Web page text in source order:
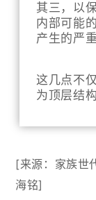
其三，以
内部可能
产生的严
这几点不
为顶层结
[来源： 家族世
海铭]